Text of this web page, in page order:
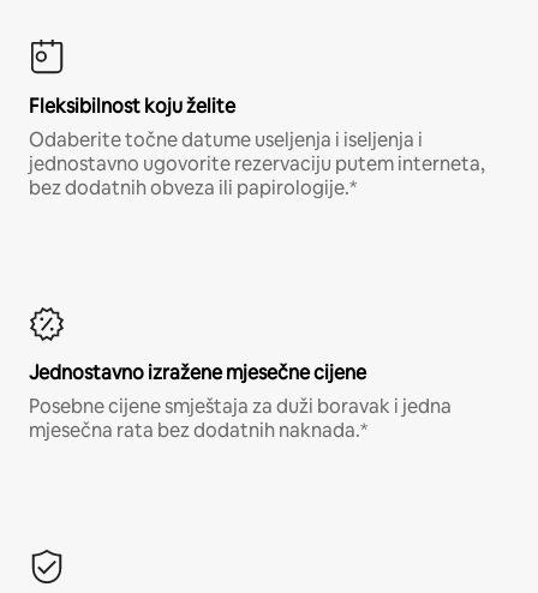
Fleksibilnost koju želite
Odaberite točne datume useljenja i iseljenja i
jednostavno ugovorite rezervaciju putem interneta,
bez dodatnih obveza ili papirologije.*
Jednostavno izražene mjesečne cijene
Posebne cijene smještaja za duži boravak i jedna
mjesečna rata bez dodatnih naknada.*